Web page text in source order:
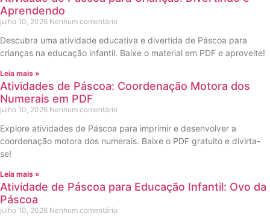
Aprendendo
julho 10, 2026 Nenhum comentário
Descubra uma atividade educativa e divertida de Páscoa para
crianças na educação infantil. Baixe o material em PDF e aproveite!
Leia mais »
Atividades de Páscoa: Coordenação Motora dos
Numerais em PDF
julho 10, 2026 Nenhum comentário
Explore atividades de Páscoa para imprimir e desenvolver a
coordenação motora dos numerais. Baixe o PDF gratuito e divirta-
se!
Leia mais »
Atividade de Páscoa para Educação Infantil: Ovo da
Páscoa
julho 10, 2026 Nenhum comentário